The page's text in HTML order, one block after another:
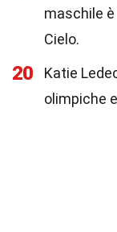
maschile
Cielo.
20
Katie
olimpiche